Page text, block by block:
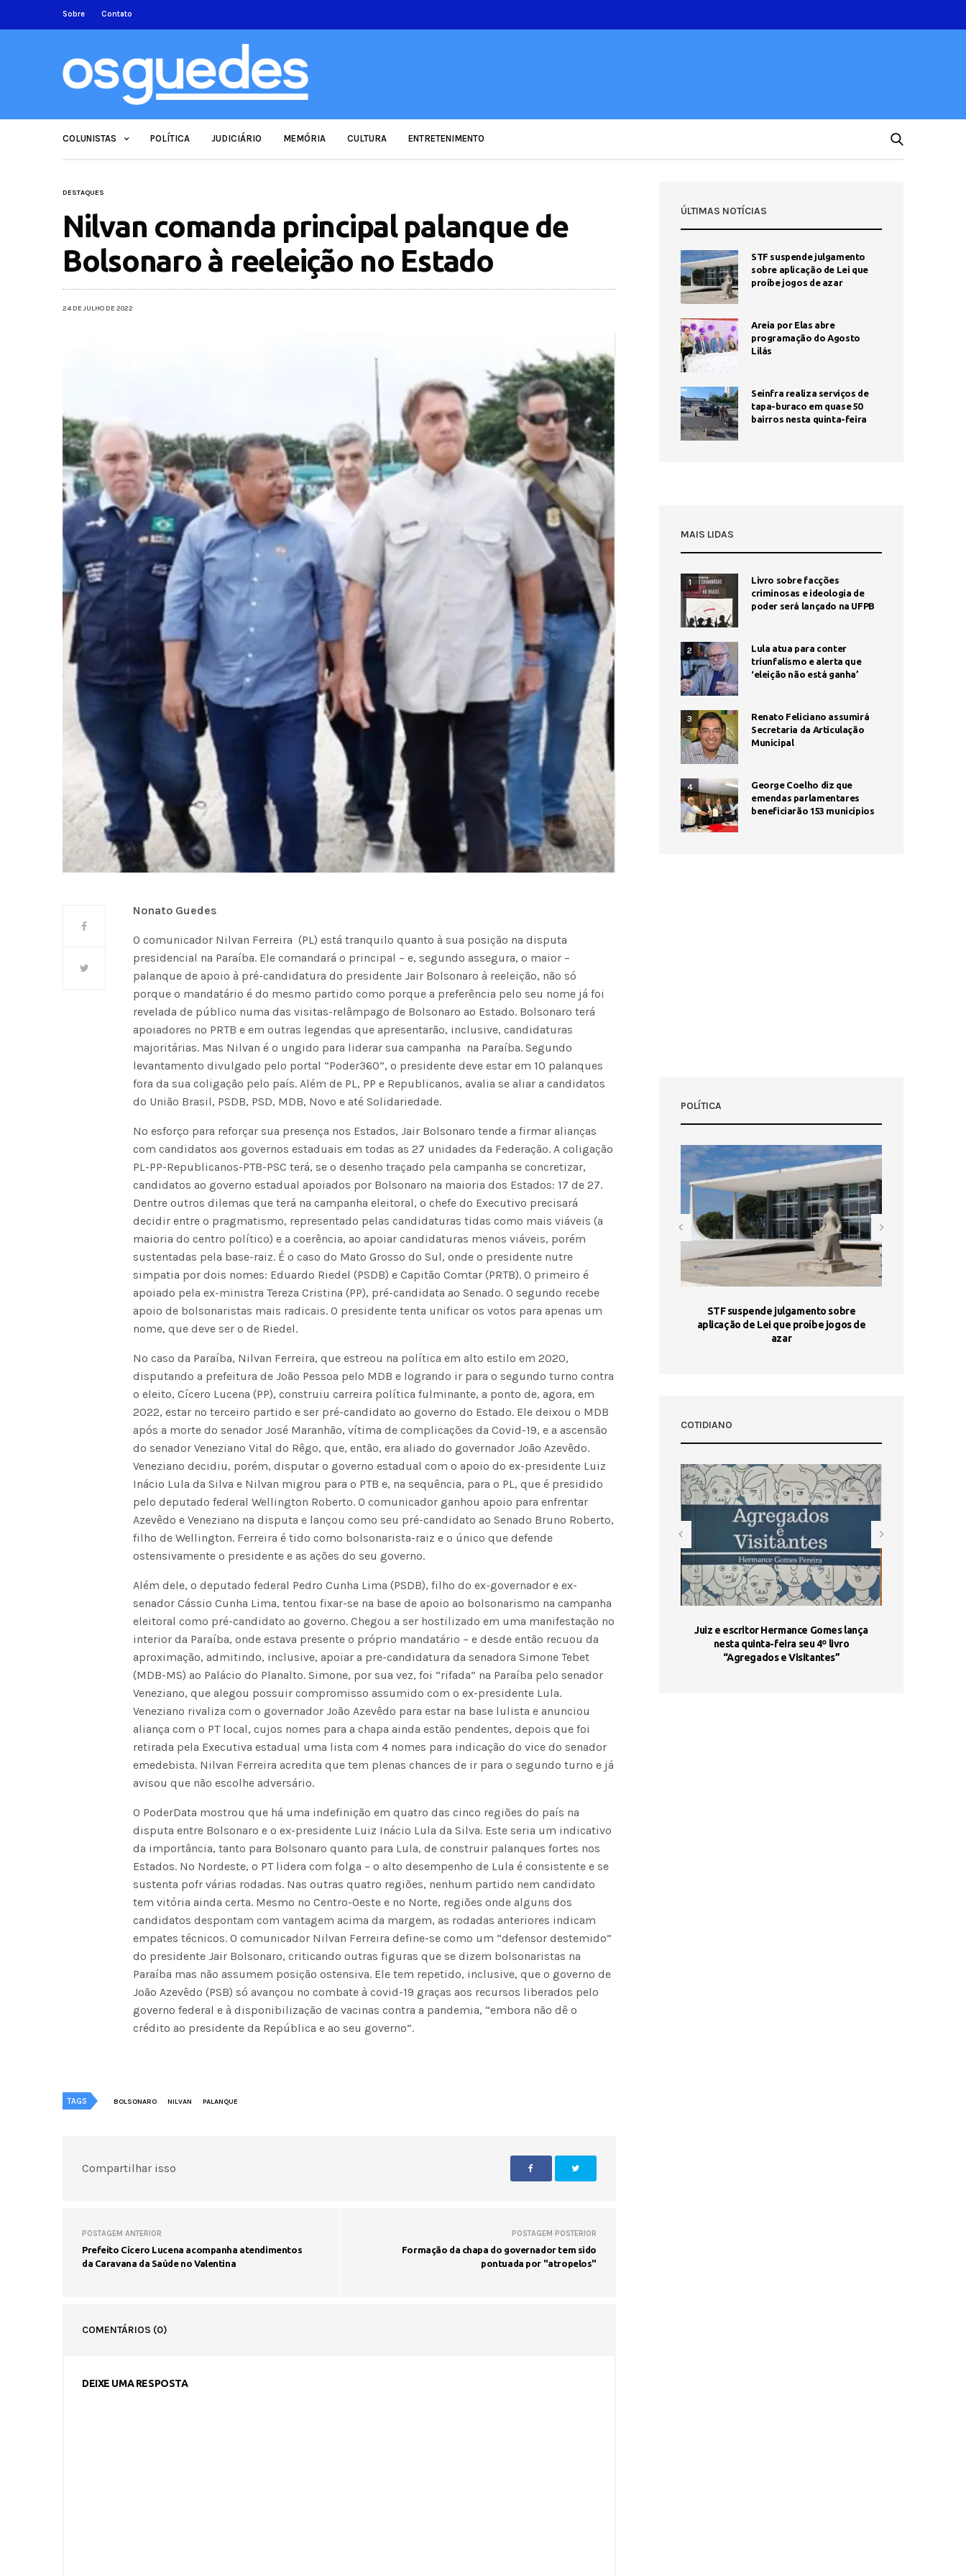
Sobre Contato
COLUNISTAS POLÍTICA JUDICIÁRIO MEMÓRIA CULTURA ENTRETENIMENTO
DESTAQUES
Nilvan comanda principal palanque de
Bolsonaro à reeleição no Estado
24 DE JULHO DE 2022
Nonato Guedes
O comunicador Nilvan Ferreira (PL) está tranquilo quanto à sua posição na disputa
presidencial na Paraíba. Ele comandará o principal – e, segundo assegura, o maior –
palanque de apoio à pré-candidatura do presidente Jair Bolsonaro à reeleição, não só
porque o mandatário é do mesmo partido como porque a preferência pelo seu nome já foi
revelada de público numa das visitas-relâmpago de Bolsonaro ao Estado. Bolsonaro terá
apoiadores no PRTB e em outras legendas que apresentarão, inclusive, candidaturas
majoritárias. Mas Nilvan é o ungido para liderar sua campanha na Paraíba. Segundo
levantamento divulgado pelo portal “Poder360”, o presidente deve estar em 10 palanques
fora da sua coligação pelo país. Além de PL, PP e Republicanos, avalia se aliar a candidatos
do União Brasil, PSDB, PSD, MDB, Novo e até Solidariedade.
No esforço para reforçar sua presença nos Estados, Jair Bolsonaro tende a firmar alianças
com candidatos aos governos estaduais em todas as 27 unidades da Federação. A coligação
PL-PP-Republicanos-PTB-PSC terá, se o desenho traçado pela campanha se concretizar,
candidatos ao governo estadual apoiados por Bolsonaro na maioria dos Estados: 17 de 27.
Dentre outros dilemas que terá na campanha eleitoral, o chefe do Executivo precisará
decidir entre o pragmatismo, representado pelas candidaturas tidas como mais viáveis (a
maioria do centro político) e a coerência, ao apoiar candidaturas menos viáveis, porém
sustentadas pela base-raiz. É o caso do Mato Grosso do Sul, onde o presidente nutre
simpatia por dois nomes: Eduardo Riedel (PSDB) e Capitão Comtar (PRTB). O primeiro é
apoiado pela ex-ministra Tereza Cristina (PP), pré-candidata ao Senado. O segundo recebe
apoio de bolsonaristas mais radicais. O presidente tenta unificar os votos para apenas um
nome, que deve ser o de Riedel.
No caso da Paraíba, Nilvan Ferreira, que estreou na política em alto estilo em 2020,
disputando a prefeitura de João Pessoa pelo MDB e logrando ir para o segundo turno contra
o eleito, Cícero Lucena (PP), construiu carreira política fulminante, a ponto de, agora, em
2022, estar no terceiro partido e ser pré-candidato ao governo do Estado. Ele deixou o MDB
após a morte do senador José Maranhão, vítima de complicações da Covid-19, e a ascensão
do senador Veneziano Vital do Rêgo, que, então, era aliado do governador João Azevêdo.
Veneziano decidiu, porém, disputar o governo estadual com o apoio do ex-presidente Luiz
Inácio Lula da Silva e Nilvan migrou para o PTB e, na sequência, para o PL, que é presidido
pelo deputado federal Wellington Roberto. O comunicador ganhou apoio para enfrentar
Azevêdo e Veneziano na disputa e lançou como seu pré-candidato ao Senado Bruno Roberto,
filho de Wellington. Ferreira é tido como bolsonarista-raiz e o único que defende
ostensivamente o presidente e as ações do seu governo.
Além dele, o deputado federal Pedro Cunha Lima (PSDB), filho do ex-governador e ex-
senador Cássio Cunha Lima, tentou fixar-se na base de apoio ao bolsonarismo na campanha
eleitoral como pré-candidato ao governo. Chegou a ser hostilizado em uma manifestação no
interior da Paraíba, onde estava presente o próprio mandatário – e desde então recuou da
aproximação, admitindo, inclusive, apoiar a pre-candidatura da senadora Simone Tebet
(MDB-MS) ao Palácio do Planalto. Simone, por sua vez, foi “rifada” na Paraíba pelo senador
Veneziano, que alegou possuir compromisso assumido com o ex-presidente Lula.
Veneziano rivaliza com o governador João Azevêdo para estar na base lulista e anunciou
aliança com o PT local, cujos nomes para a chapa ainda estão pendentes, depois que foi
retirada pela Executiva estadual uma lista com 4 nomes para indicação do vice do senador
emedebista. Nilvan Ferreira acredita que tem plenas chances de ir para o segundo turno e já
avisou que não escolhe adversário.
O PoderData mostrou que há uma indefinição em quatro das cinco regiões do país na
disputa entre Bolsonaro e o ex-presidente Luiz Inácio Lula da Silva. Este seria um indicativo
da importância, tanto para Bolsonaro quanto para Lula, de construir palanques fortes nos
Estados. No Nordeste, o PT lidera com folga – o alto desempenho de Lula é consistente e se
sustenta pofr várias rodadas. Nas outras quatro regiões, nenhum partido nem candidato
tem vitória ainda certa. Mesmo no Centro-Oeste e no Norte, regiões onde alguns dos
candidatos despontam com vantagem acima da margem, as rodadas anteriores indicam
empates técnicos. O comunicador Nilvan Ferreira define-se como um “defensor destemido”
do presidente Jair Bolsonaro, criticando outras figuras que se dizem bolsonaristas na
Paraíba mas não assumem posição ostensiva. Ele tem repetido, inclusive, que o governo de
João Azevêdo (PSB) só avançou no combate à covid-19 graças aos recursos liberados pelo
governo federal e à disponibilização de vacinas contra a pandemia, “embora não dê o
crédito ao presidente da República e ao seu governo”.
TAGS BOLSONARO NILVAN PALANQUE
Compartilhar isso
POSTAGEM ANTERIOR
Prefeito Cícero Lucena acompanha atendimentos
da Caravana da Saúde no Valentina
POSTAGEM POSTERIOR
Formação da chapa do governador tem sido
pontuada por "atropelos"
COMENTÁRIOS (0)
DEIXE UMA RESPOSTA
ÚLTIMAS NOTÍCIAS
STF suspende julgamento
sobre aplicação de Lei que
proíbe jogos de azar
Areia por Elas abre
programação do Agosto
Lilás
Seinfra realiza serviços de
tapa-buraco em quase 50
bairros nesta quinta-feira
MAIS LIDAS
1
Livro sobre facções
criminosas e ideologia de
poder será lançado na UFPB
2
Lula atua para conter
triunfalismo e alerta que
‘eleição não está ganha’
3
Renato Feliciano assumirá
Secretaria da Articulação
Municipal
4
George Coelho diz que
emendas parlamentares
beneficiarão 153 municípios
POLÍTICA
quinta-feira
STF suspende julgamento sobre
aplicação de Lei que proíbe jogos de
azar
COTIDIANO
Voo cancelado, bagagem extraviada e
cobranças indevidas: saiba quais são
os seus direitos
Juiz e escritor Hermance Gomes lança
nesta quinta-feira seu 4º livro
“Agregados e Visitantes”